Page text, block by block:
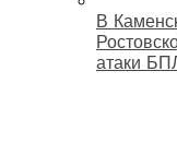
В
атаки